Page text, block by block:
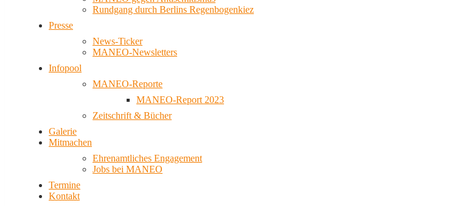
Rundgang durch Berlins Regenbogenkiez
Presse
News-Ticker
MANEO-Newsletters
Infopool
MANEO-Reporte
MANEO-Report 2023
Zeitschrift & Bücher
Galerie
Mitmachen
Ehrenamtliches Engagement
Jobs bei MANEO
Termine
Kontakt